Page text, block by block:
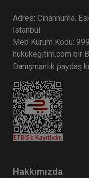
Adres: Cihannüma,
İstanbul
Meb Kurum Kodu:
hukukegitim.com bir
Danışmanlık paydaş
Hakkımızda